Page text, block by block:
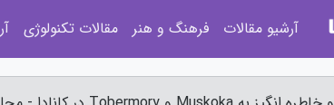
آرشیو مقالات فرهنگ و هنر مقالات تکنولوژی